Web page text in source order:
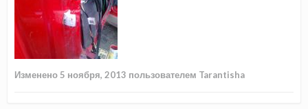
Изменено5 ноября, 2013 пользователем Tarantisha